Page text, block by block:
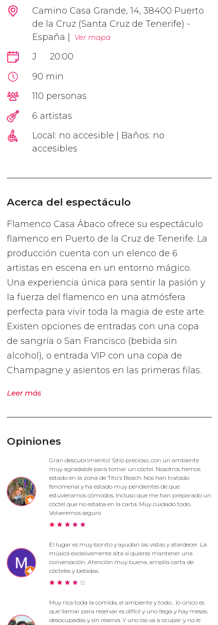
Camino Casa Grande, 14, 38400 Puerto
de la Cruz (Santa Cruz de Tenerife) -
España |
Ver mapa
J
20:00
90 min
110 personas
6 artistas
Local: no accesible | Baños: no
accesibles
Acerca del espectáculo
Flamenco Casa Ábaco ofrece su espectáculo
flamenco en Puerto de la Cruz de Tenerife. La
producción cuenta con un elenco de 6
artistas en escena en un entorno mágico.
Una experiencia única para sentir la pasión y
la fuerza del flamenco en una atmósfera
perfecta para vivir toda la magia de este arte.
Existen opciones de entradas con una copa
de sangría o San Francisco (bebida sin
alcohol), o entrada VIP con una copa de
Champagne y asientos en las primeras filas.
Leer más
Opiniones
Gran descubrimiento! Sitio precioso, con un ambiente
muy agradable para tomar un cóctel. Nosotros hemos
estado en la zona de Tito's Beach. Nos han tratado
fenomenal y ha estado muy pendientes de que
estuvieramos cómodos. Incluso que me han preparado un
cóctel que no estaba en la carta. Muy cuidado todo.
Volveremos seguro
El lugar es muy bonito y ayudan las vistas y atardecer. La
música excesivamente alta si quieres mantener una
conversación. Atención muy buena, amplia carta de
cócteles y bebidas.
Muy rica toda la comida, el ambiente y todo... lo único es
que llamar para reservar es difícil y uno llega y hay mesas
desocupadas y sin reserva. Y uno las va a ocupar y no le